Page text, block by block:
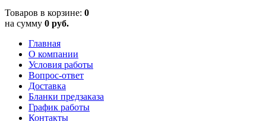
Товаров в корзине: 0
на сумму 0 руб.
Главная
О компании
Условия работы
Вопрос-ответ
Доставка
Бланки предзаказа
График работы
Контакты